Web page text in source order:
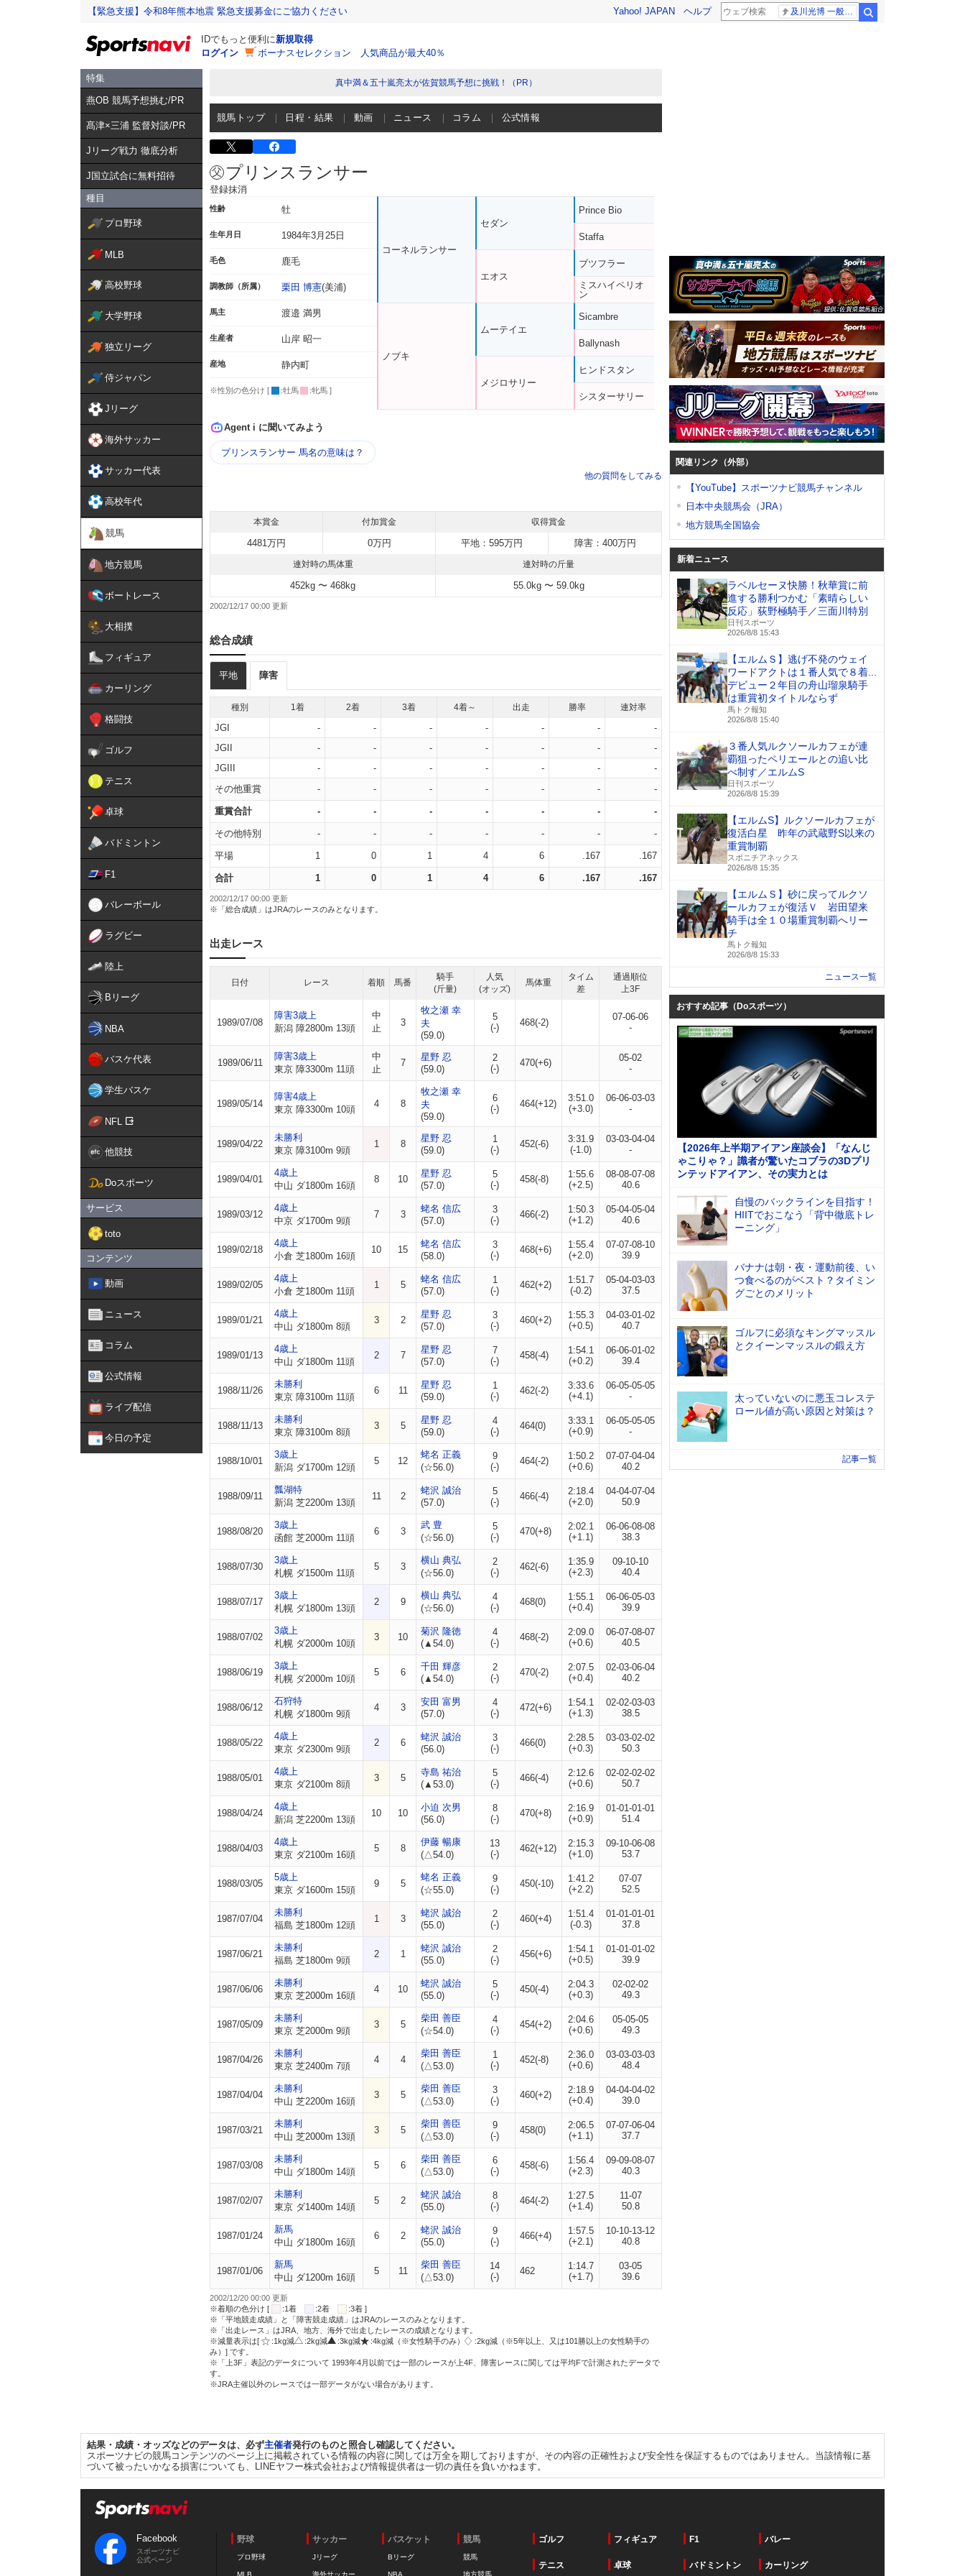
【緊急支援】令和8年熊本地震 緊急支援募金にご協力ください Yahoo! JAPAN ヘルプ
IDでもっと便利に新規取得
ログイン
ボーナスセレクション 人気商品が最大40％
特集
燕OB 競馬予想挑む/PR
髙津×三浦 監督対談/PR
Jリーグ戦力 徹底分析
J国立試合に無料招待
種目
プロ野球
MLB
高校野球
大学野球
独立リーグ
侍ジャパン
Jリーグ
海外サッカー
サッカー代表
高校年代
競馬
地方競馬
ボートレース
大相撲
フィギュア
カーリング
格闘技
ゴルフ
テニス
卓球
バドミントン
F1
バレーボール
ラグビー
陸上
Bリーグ
NBA
バスケ代表
学生バスケ
NFL
他競技
Doスポーツ
サービス
toto
コンテンツ
動画
ニュース
コラム
公式情報
ライブ配信
今日の予定
真中満＆五十嵐亮太が佐賀競馬予想に挑戦！（PR）
競馬トップ 日程・結果 動画 ニュース コラム 公式情報
プリンスランサー
登録抹消
性齢 牡
生年月日 1984年3月25日
毛色 鹿毛
調教師（所属） 栗田 博憲(美浦)
馬主 渡邉 満男
生産者 山岸 昭一
産地 静内町
※性別の色分け [ :牡馬 :牝馬 ]
コーネルランサー
ノブキ
セダン
エオス
ムーテイエ
メジロサリー
Prince Bio
Staffa
ブツフラー
ミスハイペリオ
ン
Sicambre
Ballynash
ヒンドスタン
シスターサリー
Agent i に聞いてみよう
プリンスランサー 馬名の意味は？
他の質問をしてみる
本賞金 付加賞金 収得賞金
4481万円 0万円 平地：595万円 障害：400万円
連対時の馬体重 連対時の斤量
452kg 〜 468kg 55.0kg 〜 59.0kg
2002/12/17 00:00
総合成績
平地 障害
種別 1着 2着 3着 4着～ 出走 勝率 連対率
JGI - - - - - -
-
JGII
- - - - - -
-
JGIII
- - - - - -
-
その他重賞
- - - - - - -
重賞合計 - - - - - - -
その他特別 - - - - - - -
平場 1 0 1 4 6 .167 .167
合計 1 0 1 4 6 .167 .167
2002/12/17 00:00 更新
※「総合成績」はJRAのレースのみとなります。
出走レース
日付 レース 着順 馬番
騎手
(斤量)
人気
(オッズ)
馬体重
タイム
差
通過順位
上3F
1989/07/08
障害3歳上
新潟 障2800m 13頭
中
止
3
牧之瀬 幸
夫
(59.0)
5
(-)
468(-2)
07-06-06
-
1989/06/11
障害3歳上
東京 障3300m 11頭
中
止
7
星野 忍
(59.0)
2
(-)
470(+6)
05-02
-
1989/05/14
障害4歳上
東京 障3300m 10頭
4 8
牧之瀬 幸
夫
(59.0)
6
(-)
464(+12)
3:51.0
(+3.0)
06-06-03-03
-
1989/04/22
未勝利
東京 障3100m 9頭
1 8
星野 忍
(59.0)
1
(-)
452(-6)
3:31.9
(-1.0)
03-03-04-04
-
1989/04/01
4歳上
中山 ダ1800m 16頭
8 10
星野 忍
(57.0)
5
(-)
458(-8)
1:55.6
(+2.5)
08-08-07-08
40.6
1989/03/12
4歳上
中京 ダ1700m 9頭
7 3
蛯名 信広
(57.0)
3
(-)
466(-2)
1:50.3
(+1.2)
05-04-05-04
40.6
1989/02/18
4歳上
小倉 芝1800m 16頭
10 15
蛯名 信広
(58.0)
3
(-)
468(+6)
1:55.4
(+2.0)
07-07-08-10
39.9
1989/02/05
4歳上
小倉 芝1800m 11頭
1 5
蛯名 信広
(57.0)
1
(-)
462(+2)
1:51.7
(-0.2)
05-04-03-03
37.5
1989/01/21
4歳上
中山 ダ1800m 8頭
3 2
星野 忍
(57.0)
3
(-)
460(+2)
1:55.3
(+0.5)
04-03-01-02
40.7
1989/01/13
4歳上
中山 ダ1800m 11頭
2 7
星野 忍
(57.0)
7
(-)
458(-4)
1:54.1
(+0.2)
06-06-01-02
39.4
1988/11/26
未勝利
東京 障3100m 11頭
6 11
星野 忍
(59.0)
1
(-)
462(-2)
3:33.6
(+4.1)
06-05-05-05
-
1988/11/13
未勝利
東京 障3100m 8頭
3 5
星野 忍
(59.0)
4
(-)
464(0)
3:33.1
(+0.9)
06-05-05-05
-
1988/10/01
3歳上
新潟 ダ1700m 12頭
5 12
蛯名 正義
(☆56.0)
9
(-)
464(-2)
1:50.2
(+0.6)
07-07-04-04
40.2
1988/09/11
瓢湖特
新潟 芝2200m 13頭
11 2
蛯沢 誠治
(57.0)
5
(-)
466(-4)
2:18.4
(+2.0)
04-04-07-04
50.9
1988/08/20
3歳上
函館 芝2000m 11頭
6 3
武 豊
(☆56.0)
5
(-)
470(+8)
2:02.1
(+1.1)
06-06-08-08
38.3
1988/07/30
3歳上
札幌 ダ1500m 11頭
5 3
横山 典弘
(☆56.0)
2
(-)
462(-6)
1:35.9
(+2.3)
09-10-10
40.4
1988/07/17
3歳上
札幌 ダ1800m 13頭
2 9
横山 典弘
(☆56.0)
4
(-)
468(0)
1:55.1
(+0.4)
06-06-05-03
39.9
1988/07/02
3歳上
札幌 ダ2000m 10頭
3 10
菊沢 隆徳
(▲54.0)
4
(-)
468(-2)
2:09.0
(+0.6)
06-07-08-07
40.5
1988/06/19
3歳上
札幌 ダ2000m 10頭
5 6
千田 輝彦
(▲54.0)
2
(-)
470(-2)
2:07.5
(+0.4)
02-03-06-04
40.2
1988/06/12
石狩特
札幌 ダ1800m 9頭
4 3
安田 富男
(57.0)
4
(-)
472(+6)
1:54.1
(+1.3)
02-02-03-03
38.5
1988/05/22
4歳上
東京 ダ2300m 9頭
2 6
蛯沢 誠治
(56.0)
3
(-)
466(0)
2:28.5
(+0.3)
03-03-02-02
50.3
1988/05/01
4歳上
東京 ダ2100m 8頭
3 5
寺島 祐治
(▲53.0)
5
(-)
466(-4)
2:12.6
(+0.6)
02-02-02-02
50.7
1988/04/24
4歳上
新潟 芝2200m 13頭
10 10
小迫 次男
(56.0)
8
(-)
470(+8)
2:16.9
(+0.9)
01-01-01-01
51.4
1988/04/03
4歳上
東京 ダ2100m 16頭
5 8
伊藤 暢康
(△54.0)
13
(-)
462(+12)
2:15.3
(+1.0)
09-10-06-08
53.7
1988/03/05
5歳上
東京 ダ1600m 15頭
9 5
蛯名 正義
(☆55.0)
9
(-)
450(-10)
1:41.2
(+2.2)
07-07
52.5
1987/07/04
未勝利
福島 芝1800m 12頭
1 3
蛯沢 誠治
(55.0)
2
(-)
460(+4)
1:51.4
(-0.3)
01-01-01-01
37.8
1987/06/21
未勝利
福島 芝1800m 9頭
2 1
蛯沢 誠治
(55.0)
2
(-)
456(+6)
1:54.1
(+0.5)
01-01-01-02
39.9
1987/06/06
未勝利
東京 芝2000m 16頭
4 10
蛯沢 誠治
(55.0)
5
(-)
450(-4)
2:04.3
(+0.3)
02-02-02
49.3
1987/05/09
未勝利
東京 芝2000m 9頭
3 5
柴田 善臣
(☆54.0)
4
(-)
454(+2)
2:04.6
(+0.6)
05-05-05
49.3
1987/04/26
未勝利
東京 芝2400m 7頭
4 4
柴田 善臣
(△53.0)
1
(-)
452(-8)
2:36.0
(+0.6)
03-03-03-03
48.4
1987/04/04
未勝利
中山 芝2200m 16頭
3 5
柴田 善臣
(△53.0)
3
(-)
460(+2)
2:18.9
(+0.4)
04-04-04-02
39.0
1987/03/21
未勝利
中山 芝2000m 13頭
3 5
柴田 善臣
(△53.0)
9
(-)
458(0)
2:06.5
(+1.1)
07-07-06-04
37.7
1987/03/08
未勝利
中山 ダ1800m 14頭
5 6
柴田 善臣
(△53.0)
6
(-)
458(-6)
1:56.4
(+2.3)
09-09-08-07
40.3
1987/02/07
未勝利
東京 ダ1400m 14頭
5 2
蛯沢 誠治
(55.0)
8
(-)
464(-2)
1:27.5
(+1.4)
11-07
50.8
1987/01/24
新馬
中山 ダ1800m 16頭
6 2
蛯沢 誠治
(55.0)
9
(-)
466(+4)
1:57.5
(+2.1)
10-10-13-12
40.8
1987/01/06
新馬
中山 ダ1200m 16頭
5 11
柴田 善臣
(△53.0)
14
(-)
462
1:14.7
(+1.7)
03-05
39.6
2002/12/20 00:00 更新
※着順の色分け [
:1着 :2着
:3着 ]
※「平地競走成績」と「障害競走成績」はJRAのレースのみとなります。
※「出走レース」はJRA、地方、海外で出走したレースの成績となります。
※減量表示は[
:1kg減 :2kg減 :3kg減 :4kg減（※女性騎手のみ）
:2kg減（※5年以上、又は101勝以上の女性騎手の
み）] です。
※「上3F」表記のデータについて 1993年4月以前では一部のレースが上4F、障害レースに関しては平均Fで計測されたデータで
す。
※JRA主催以外のレースでは一部データがない場合があります。
関連リンク（外部）
【YouTube】スポーツナビ競馬チャンネル
日本中央競馬会（JRA）
地方競馬全国協会
新着ニュース
ラベルセーヌ快勝！秋華賞に前
進する勝利つかむ「素晴らしい
反応」荻野極騎手／三面川特別
日刊スポーツ
2026/8/8 15:43
【エルムＳ】逃げ不発のウェイ
ワードアクトは１番人気で８着...
デビュー２年目の舟山瑠泉騎手
は重賞初タイトルならず
馬トク報知
2026/8/8 15:40
３番人気ルクソールカフェが連
覇狙ったペリエールとの追い比
べ制す／エルムS
日刊スポーツ
2026/8/8 15:39
【エルムS】ルクソールカフェが
復活白星 昨年の武蔵野S以来の
重賞制覇
スポニチアネックス
2026/8/8 15:35
【エルムＳ】砂に戻ってルクソ
ールカフェが復活Ｖ 岩田望来
騎手は全１０場重賞制覇へリー
チ
馬トク報知
2026/8/8 15:33
ニュース一覧
おすすめ記事（Doスポーツ）
【2026年上半期アイアン座談会】「なんじ
ゃこりゃ？」識者が驚いたコブラの3Dプリ
ンテッドアイアン、その実力とは
自慢のバックラインを目指す！
HIITでおこなう「背中徹底トレ
ーニング」
バナナは朝・夜・運動前後、い
つ食べるのがベスト？タイミン
グごとのメリット
ゴルフに必須なキングマッスル
とクイーンマッスルの鍛え方
太っていないのに悪玉コレステ
ロール値が高い原因と対策は？
記事一覧
結果・成績・オッズなどのデータは、必ず主催者発行のものと照合し確認してください。
スポーツナビの競馬コンテンツのページ上に掲載されている情報の内容に関しては万全を期しておりますが、その内容の正確性および安全性を保証するものではありません。当該情報に基
づいて被ったいかなる損害についても、LINEヤフー株式会社および情報提供者は一切の責任を負いかねます。
Facebook
スポーツナビ
公式ページ
野球
プロ野球
MLB
サッカー
Jリーグ
海外サッカー
バスケット
Bリーグ
NBA
競馬
競馬
地方競馬
ゴルフ フィギュア F1 バレー
テニス 卓球 バドミントン カーリング